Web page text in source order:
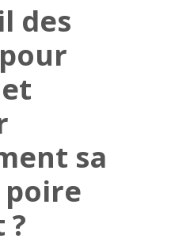
des
sa
?